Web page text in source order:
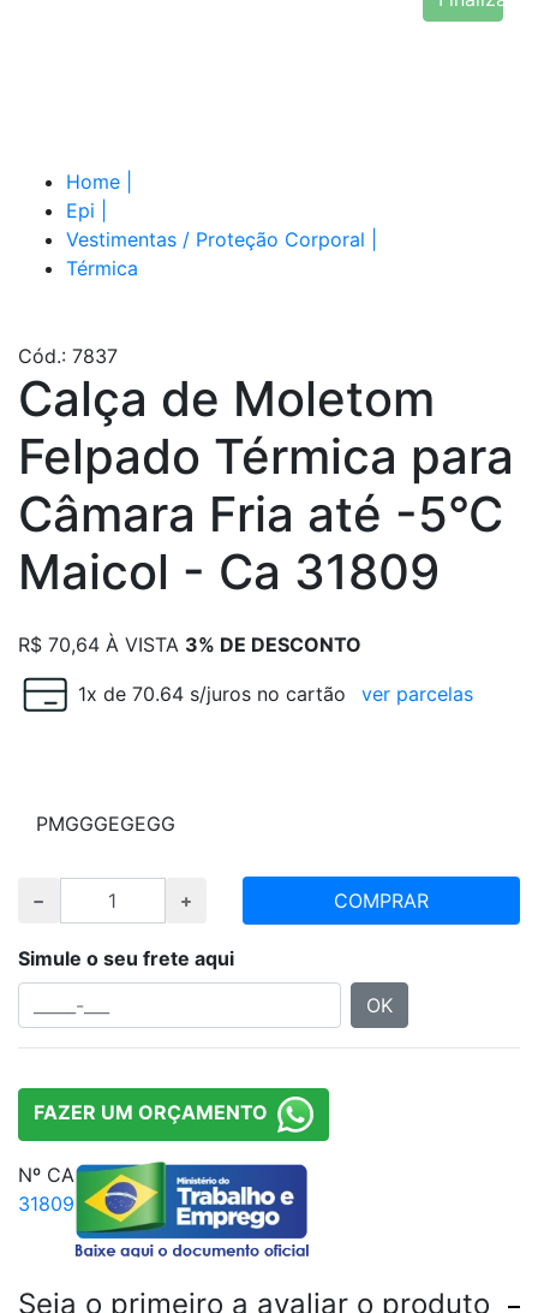
Home
Epi
Vestimentas / Proteção Corporal
Térmica
Cód.: 7837
Calça de Moletom
Felpado Térmica para
Câmara Fria até -5°C
Maicol - Ca 31809
R$ 70,64 À VISTA 3% DE DESCONTO
1x de 70.64 s/juros no cartão ver parcelas
PMGGGEGEGG
COMPRAR
Simule o seu frete aqui
OK
FAZER UM ORÇAMENTO
Nº CA
31809
Seja o primeiro a avaliar o produto